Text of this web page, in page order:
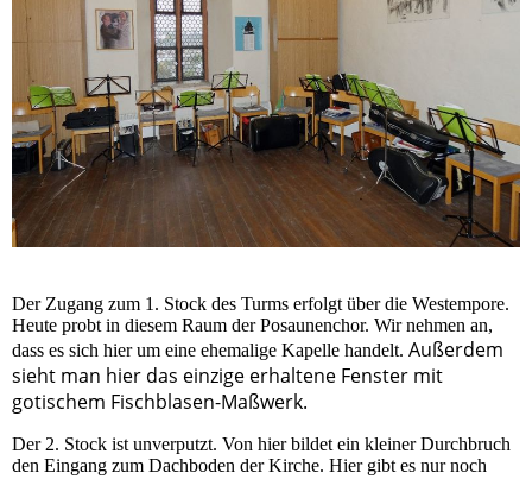
Der Zugang zum 1. Stock des Turms erfolgt über die Westempore.
Heute probt in diesem Raum der Posaunenchor. Wir nehmen an,
dass es sich hier um eine ehemalige Kapelle handelt. Außerdem
sieht man hier das einzige erhaltene Fenster mit
gotischem Fischblasen-Maßwerk.
Der 2. Stock ist unverputzt. Von hier bildet ein kleiner Durchbruch
den Eingang zum Dachboden der Kirche. Hier gibt es nur noch